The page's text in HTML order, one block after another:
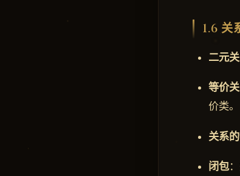
1.6 关
二元
等价
价类。
关系
闭包